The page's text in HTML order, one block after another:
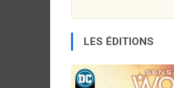
LES ÉDITIONS